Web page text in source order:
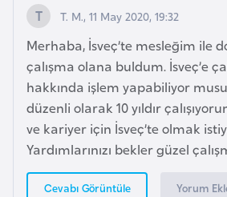
T. M., 11 May 2020, 19:32
Merhaba, İsveç’te mesleğim ile
çalışma olana buldum. İsveç’e
hakkında işlem yapabiliyor
düzenli olarak 10 yıldır
ve kariyer için İsveç’te olmak
Yardımlarınızı bekler güzel
Cevabı Görüntüle Yorum
i
s
t
a
n
B
u